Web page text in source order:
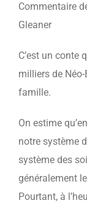
Commentaire
Gleaner
C’est un conte
milliers de
famille.
On estime
notre système
système des
généralement
Pourtant, à